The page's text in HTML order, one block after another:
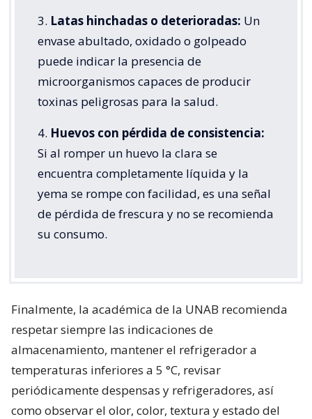
3. Latas hinchadas o deterioradas: Un
envase abultado, oxidado o golpeado
puede indicar la presencia de
microorganismos capaces de producir
toxinas peligrosas para la salud.
4. Huevos con pérdida de consistencia:
Si al romper un huevo la clara se
encuentra completamente líquida y la
yema se rompe con facilidad, es una señal
de pérdida de frescura y no se recomienda
su consumo.
Finalmente, la académica de la UNAB recomienda
respetar siempre las indicaciones de
almacenamiento, mantener el refrigerador a
temperaturas inferiores a 5 °C, revisar
periódicamente despensas y refrigeradores, así
como observar el olor, color, textura y estado del